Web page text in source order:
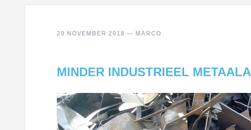
29 NOVEMBER 2018 — MARCO
MINDER INDUSTRIEEL